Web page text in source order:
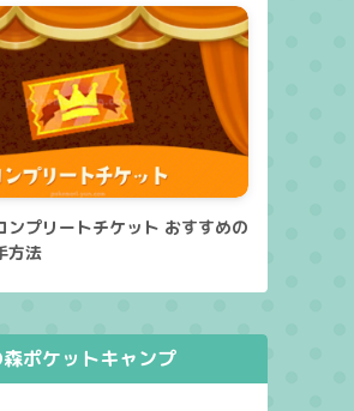
ンプリートチケット おすすめの
方法
ポケットキャンプ